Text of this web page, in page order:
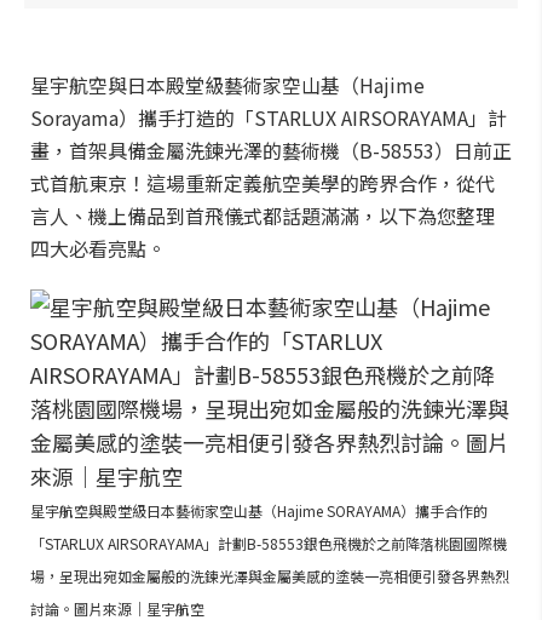
星宇航空與日本殿堂級藝術家空山基（Hajime
Sorayama）攜手打造的「STARLUX AIRSORAYAMA」計
畫，首架具備金屬洗鍊光澤的藝術機（B-58553）日前正
式首航東京！這場重新定義航空美學的跨界合作，從代
言人、機上備品到首飛儀式都話題滿滿，以下為您整理
四大必看亮點。
星宇航空與殿堂級日本藝術家空山基（Hajime SORAYAMA）攜手合作的
「STARLUX AIRSORAYAMA」計劃B-58553銀色飛機於之前降落桃園國際機
場，呈現出宛如金屬般的洗鍊光澤與金屬美感的塗裝一亮相便引發各界熱烈
討論。圖片來源｜星宇航空